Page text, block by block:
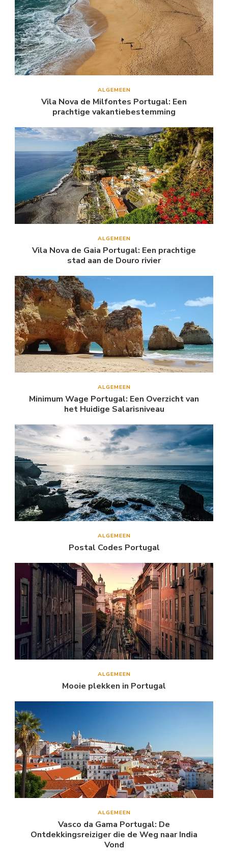
ALGEMEEN
Vila Nova de Milfontes Portugal: Een
prachtige vakantiebestemming
ALGEMEEN
Vila Nova de Gaia Portugal: Een prachtige
stad aan de Douro rivier
ALGEMEEN
Minimum Wage Portugal: Een Overzicht van
het Huidige Salarisniveau
ALGEMEEN
Postal Codes Portugal
ALGEMEEN
Mooie plekken in Portugal
ALGEMEEN
Vasco da Gama Portugal: De
Ontdekkingsreiziger die de Weg naar India
Vond